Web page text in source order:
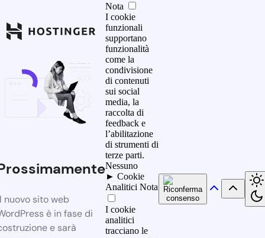
nuovo sito web
è in fase di
e sarà
Nota
I cookie
funzionali
supportano
funzionalità
come la
condivisione
di contenuti
sui social
media, la
raccolta di
feedback e
l’abilitazione
di strumenti di
terze parti.
Nessuno
► Cookie
Analitici Nota
I cookie
analitici
tracciano le